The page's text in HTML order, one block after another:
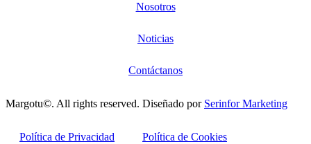
Nosotros
Noticias
Contáctanos
Margotu©. All rights reserved. Diseñado por Serinfor Marketing
Política de Privacidad Política de Cookies